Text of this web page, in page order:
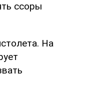
ссоры
На